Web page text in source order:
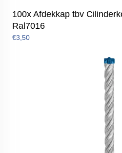
100x Afdekkap tbv
Ral7016
€3,50